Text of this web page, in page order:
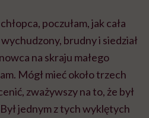
poczułam, jak cała
brudny i siedział
na skraju małego
Mógł mieć około trzech
zważywszy na to, że był
jednym z tych wyklętych